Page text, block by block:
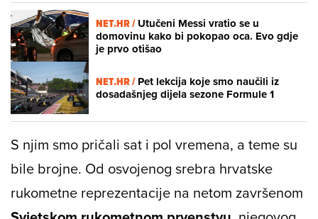
NET.HR /Utučeni Messi vratio se u
domovinu kako bi pokopao oca. Evo gdje
je prvo otišao
NET.HR /Pet lekcija koje smo naučili iz
dosadašnjeg dijela sezone Formule 1
S njim smo pričali sat i pol vremena, a teme su
bile brojne. Od osvojenog srebra hrvatske
rukometne reprezentacije na netom završenom